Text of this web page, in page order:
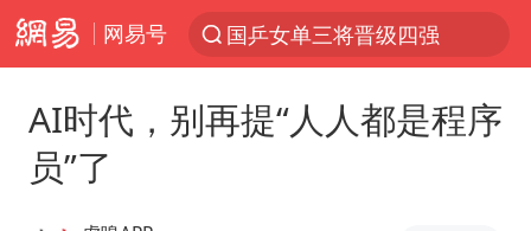
网易号
国乒女单三将晋级四强
三警齐发！多地10级以上雷暴大风
AI时代，别再提“人人都是程序
员”了